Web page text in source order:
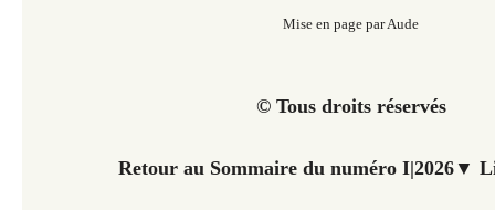
Mise en page par Aude
© Tous droits réservés
Retour au Sommaire du numéro I|2026▼